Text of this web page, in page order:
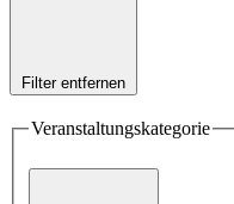
Filter entfernen
Veranstaltungskategorie